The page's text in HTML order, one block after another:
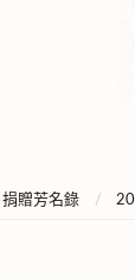
捐贈芳名錄